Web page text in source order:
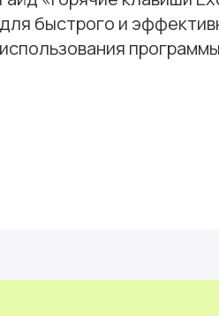
для быстрого и
использования